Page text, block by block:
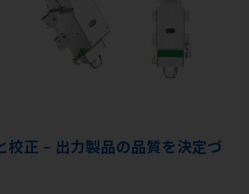
校正 – 出力製品の品質を決定づ